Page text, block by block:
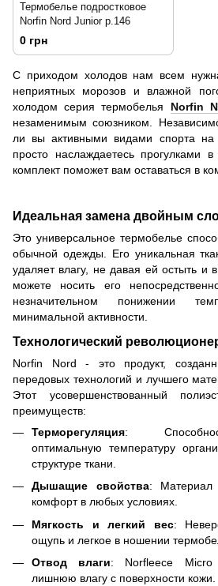
Термобелье подростковое
Norfin Nord Junior р.146
0 грн
С приходом холодов нам всем
неприятных морозов и влажной
холодом серия термобелья Norfin
незаменимым союзником.
ли вы активными видами спорта на
просто наслаждаетесь прогулками
комплект поможет вам оставаться в
Идеальная замена двойным
Это универсальное термобелье
обычной одежды. Его уникальная
удаляет влагу, не давая ей остыть и
можете носить его
незначительном понижении
минимальной активности.
Технологический
Norfin Nord - это продукт,
передовых технологий и лучшего
Этот усовершенствованный
преимуществ:
Терморегуляция:
оптимальную температуру
структуре ткани.
Дышащие свойства: Материал
комфорт в любых условиях.
Мягкость и легкий вес:
ощупь и легкое в ношении
Отвод влаги: Norfleece Micro
лишнюю влагу с поверхности кожи.